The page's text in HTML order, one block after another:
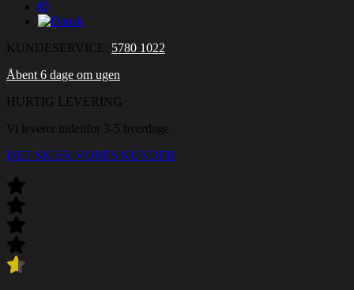
KUNDESERVICE: 5780 1022
Åbent 6 dage om ugen
HURTIG LEVERING
Vi leverer indenfor 3-5 hverdage
DET SIGER VORES KUNDER